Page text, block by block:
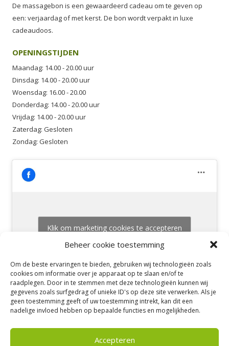
Beheer cookie toestemming
Om de beste ervaringen te bieden, gebruiken wij technologieën zoals
cookies om informatie over je apparaat op te slaan en/of te
raadplegen. Door in te stemmen met deze technologieën kunnen wij
gegevens zoals surfgedrag of unieke ID's op deze site verwerken. Als je
geen toestemming geeft of uw toestemming intrekt, kan dit een
nadelige invloed hebben op bepaalde functies en mogelijkheden.
Accepteren
De massagebon is een gewaardeerd cadeau om te geven op
een: verjaardag of met kerst. De bon wordt verpakt in luxe
cadeaudoos.
OPENINGSTIJDEN
Maandag: 14.00 - 20.00 uur
Dinsdag: 14.00 - 20.00 uur
Woensdag: 16.00 - 20.00
Donderdag: 14.00 - 20.00 uur
Vrijdag: 14.00 - 20.00 uur
Zaterdag: Gesloten
Zondag: Gesloten
Klik om marketing cookies te accepteren